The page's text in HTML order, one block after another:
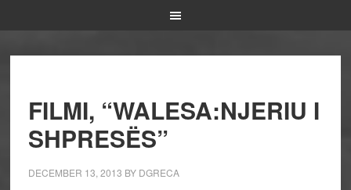
FILMI, “WALESA:NJERIU I
SHPRESËS”
DECEMBER 13, 2013 BY DGRECA